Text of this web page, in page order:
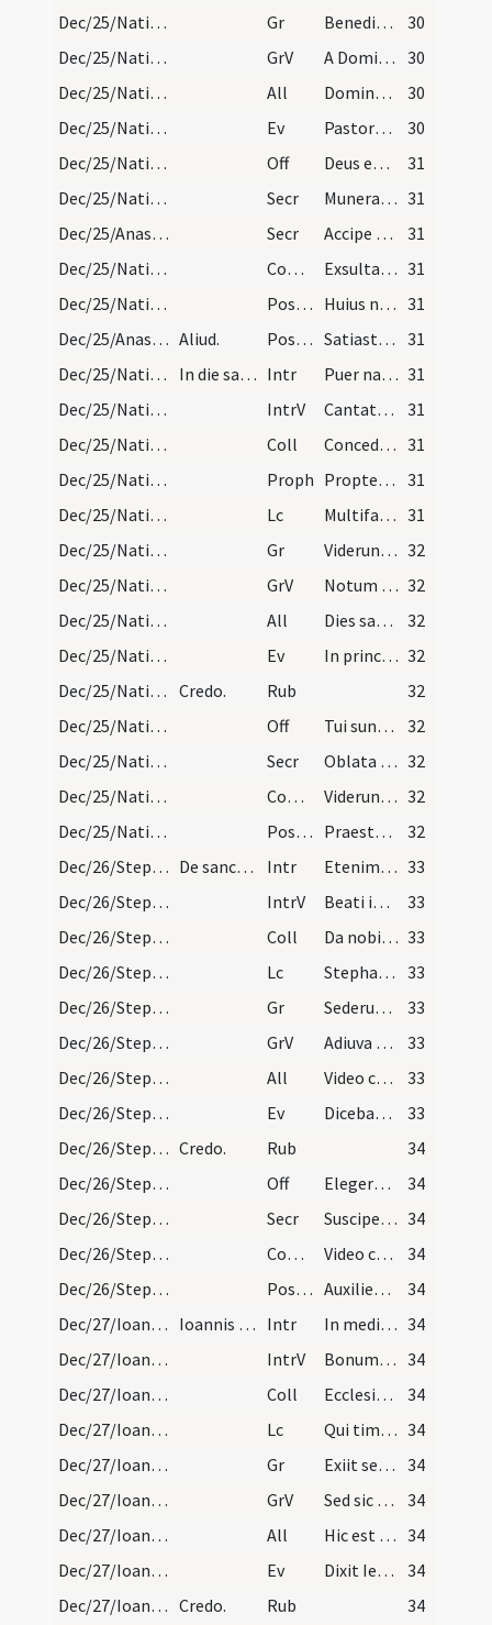
Dec/25/Nativitas/M2/Mass Propers
Gr Benedictus qui venit in nomine Domini
30
Dec/25/Nativitas/M2/Mass Propers
GrV A Domino factum est istud
30
Dec/25/Nativitas/M2/Mass Propers
All Dominus regnavit decorem induit
30
Dec/25/Nativitas/M2/Mass Propers
Ev Pastores loquebantur ad invicem (L)
30
Dec/25/Nativitas/M2/Mass Propers
Off Deus enim firmavit orbem terrae
31
Dec/25/Nativitas/M2/Mass Propers
Secr Munera quaesumus Domine nativitatis hodiernae mysteriis ... divinum est. 31
Dec/25/Anastasia/M2/Mass Propers
Secr Accipe quaesumus Domine munera dignanter oblata ... pervenire concede.
31
Dec/25/Nativitas/M2/Mass Propers
Comm Exsulta filia Sion 31
Dec/25/Nativitas/M2/Mass Propers
Postcomm Huius nos Domine sacramenti semper novitas natalis ... reppulit vetustatem. 31
Dec/25/Anastasia/M2/Mass Propers Aliud. Postcomm Satiasti Domine familiam tuam muneribus sacris ... sollemnia celebrantur.
31
Dec/25/Nativitas/M3/Mass Propers
In die sancto. Intr Puer natus est 31
Dec/25/Nativitas/M3/Mass Propers
IntrV Cantate Domino canticum novum
31
Dec/25/Nativitas/M3/Mass Propers
Coll Concede quaesumus omnipotens Deus ut nos Unigeniti tui nova ... servitus tenet. 31
Dec/25/Nativitas/M3/Mass Propers
Proph Propter hoc sciet populus meus nomen meum (Is)
31
Dec/25/Nativitas/M3/Mass Propers
Lc Multifariae multisque modis (H) 31
Dec/25/Nativitas/M3/Mass Propers
Gr Viderunt omnes fines terrae 32
Dec/25/Nativitas/M3/Mass Propers
GrV Notum fecit Dominus salutare suum 32
Dec/25/Nativitas/M3/Mass Propers
All Dies sanctificatus illuxit nobis
32
Dec/25/Nativitas/M3/Mass Propers
Ev In principio erat Verbum (J) 32
Dec/25/Nativitas/Mass Propers
Credo. Rub
32
Dec/25/Nativitas/M3/Mass Propers
Off Tui sunt caeli et tua est terra
32
Dec/25/Nativitas/M3/Mass Propers
Secr Oblata Domine munera nova Unigeniti tui nativitate ... maculis emunda. 32
Dec/25/Nativitas/M3/Mass Propers
Comm Viderunt omnes fines terrae 32
Dec/25/Nativitas/M3/Mass Propers
Postcomm Praesta quaesumus omnipotens Deus ut natus hodie Salvator ... ipse largitor.
32
Dec/26/Stephanus martyr/M2/Mass Propers
De sancti Stephani. Intr Etenim sederunt principes 33
Dec/26/Stephanus martyr/M2/Mass Propers
IntrV Beati immaculati in via
33
Dec/26/Stephanus martyr/M2/Mass Propers
Coll Da nobis quaesumus Domine imitari quod colimus ... persecutoribus exorare. 33
Dec/26/Stephanus martyr/M2/Mass Propers
Lc Stephanus autem plenus gratia et fortitudine (Act)
33
Dec/26/Stephanus martyr/M2/Mass Propers
Gr Sederunt principes
33
Dec/26/Stephanus martyr/M2/Mass Propers
GrV Adiuva me Domine Deus meus
33
Dec/26/Stephanus martyr/M2/Mass Propers
All Video caelos apertos
33
Dec/26/Stephanus martyr/M2/Mass Propers
Ev Dicebat Iesus turbis Iudeorum et principibus sacerdotum. Ecce ego mitto ad vos prophetas (Mt)
33
Dec/26/Stephanus martyr/Mass Propers Credo. Rub
34
Dec/26/Stephanus martyr/M2/Mass Propers
Off Elegerunt apostoli Stephanum levitam
34
Dec/26/Stephanus martyr/M2/Mass Propers
Secr Suscipe Domine munera pro tuorum commemoratione beati Stephani ... reddat innocuos. 34
Dec/26/Stephanus martyr/M2/Mass Propers
Comm Video caelos apertos
34
Dec/26/Stephanus martyr/M2/Mass Propers
Postcomm Auxilientur nobis Domine sumpta mysteria ... protectione confirment.
34
Dec/27/Ioannes apostolus/M2/Mass Propers
Ioannis apostolis. Intr In medio ecclesiae aperuit os eius 34
Dec/27/Ioannes apostolus/M2/Mass Propers
IntrV Bonum est confiteri Domino 34
Dec/27/Ioannes apostolus/M2/Mass Propers
Coll Ecclesiam tuam quaesumus Domine benignus illustra ... perveniat sempiterna.
34
Dec/27/Ioannes apostolus/M2/Mass Propers
Lc Qui timet Deum faciet bona (Sap) 34
Dec/27/Ioannes apostolus/M2/Mass Propers
Gr Exiit sermo inter fratres
34
Dec/27/Ioannes apostolus/M2/Mass Propers
GrV Sed sic eum volo manere
34
Dec/27/Ioannes apostolus/M2/Mass Propers
All Hic est discipulus ille 34
Dec/27/Ioannes apostolus/M2/Mass Propers
Ev Dixit Iesus Petro. Sequere me (J)
34
Dec/27/Ioannes apostolus/Mass Propers Credo. Rub 34